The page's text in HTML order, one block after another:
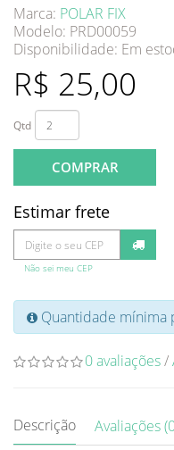
Marca: POLAR FIX
Modelo: PRD00059
Disponibilidade: Em
R$ 25,00
Qtd
COMPRAR
Estimar frete
Não sei meu CEP
Quantidade mínima
0 avaliações/
Descrição Avaliações